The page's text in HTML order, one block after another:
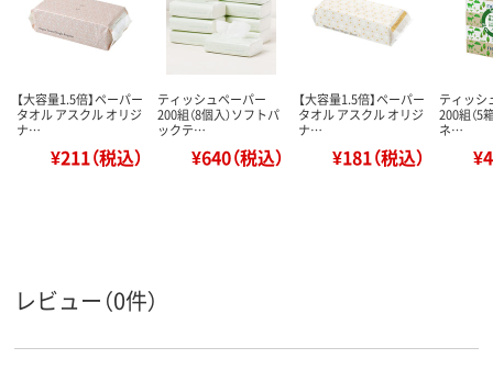
【大容量1.5倍】ペーパー
タオル アスクル オリジ
ナ…
¥211（税込）
ティッシュペーパー
200組（8個入）ソフトパ
ックテ…
¥640（税込）
【大容量1.5倍】ペーパー
タオル アスクル オリジ
ナ…
¥181（税込）
ティッシ
200組（5
ネ…
レビュー（0件）